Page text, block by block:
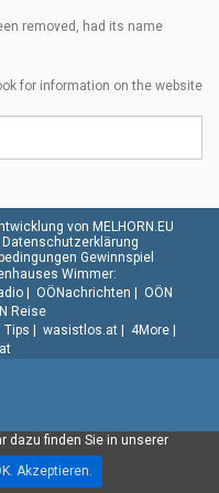
removed, had its name
for information on the website
dazu finden Sie in unserer
Akzeptieren.
von MELHORN.EU
Datenschutzerklärung
Gewinnspiel
Wimmer:
| OÖNachrichten
OÖN
Reise
Tips wasistlos.at| 4More|